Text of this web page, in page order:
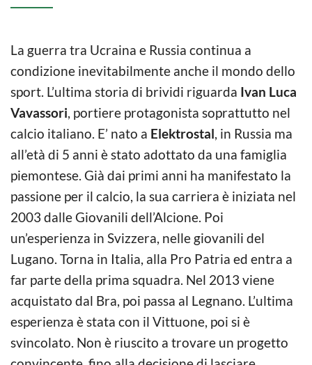
La guerra tra Ucraina e Russia continua a
condizione inevitabilmente anche il mondo dello
sport. L’ultima storia di brividi riguarda Ivan Luca
Vavassori, portiere protagonista soprattutto nel
calcio italiano. E’ nato a Elektrostal, in Russia ma
all’età di 5 anni è stato adottato da una famiglia
piemontese. Già dai primi anni ha manifestato la
passione per il calcio, la sua carriera è iniziata nel
2003 dalle Giovanili dell’Alcione. Poi
un’esperienza in Svizzera, nelle giovanili del
Lugano. Torna in Italia, alla Pro Patria ed entra a
far parte della prima squadra. Nel 2013 viene
acquistato dal Bra, poi passa al Legnano. L’ultima
esperienza è stata con il Vittuone, poi si è
svincolato. Non è riuscito a trovare un progetto